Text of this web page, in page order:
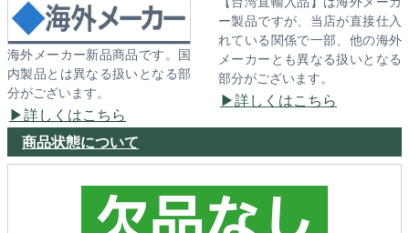
海外メーカー新品商品です。国
内製品とは異なる扱いとなる部
分がございます。
詳しくはこちら
ー製品ですが、当店が直接仕入
れている関係で一部、他の海外
メーカーとも異なる扱いとなる
部分がございます。
詳しくはこちら
商品状態について